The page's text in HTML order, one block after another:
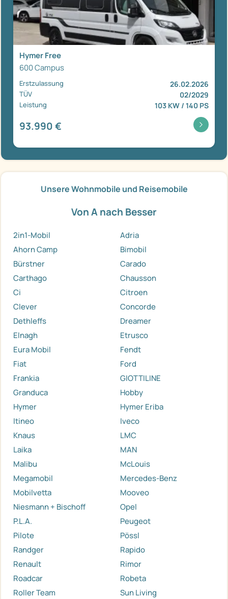
Hymer Free
600 Campus
Erstzulassung 26.02.2026
TÜV 02/2029
Leistung 103 KW / 140 PS
93.990 €
Unsere Wohnmobile und Reisemobile
Von A nach Besser
2in1-Mobil
Adria
Ahorn Camp
Bimobil
Bürstner
Carado
Carthago
Chausson
Ci
Citroen
Clever
Concorde
Dethleffs
Dreamer
Elnagh
Etrusco
Eura Mobil
Fendt
Fiat
Ford
Frankia
GIOTTILINE
Granduca
Hobby
Hymer
Hymer Eriba
Itineo
Iveco
Knaus
LMC
Laika
MAN
Malibu
McLouis
Megamobil
Mercedes-Benz
Mobilvetta
Mooveo
Niesmann + Bischoff
Opel
P.L.A.
Peugeot
Pilote
Pössl
Randger
Rapido
Renault
Rimor
Roadcar
Robeta
Roller Team
Sun Living